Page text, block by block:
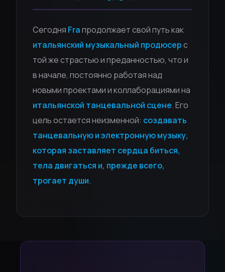
Сегодня Fraпродолжает свой путь как
итальянский музыкальный продюсерс
той же страстью и преданностью, что и
в начале, постоянно работая над
новыми проектами и коллаборациями на
итальянской танцевальной сцене. Его
цель остается неизменной: создавать
танцевальную и электронную музыку,
которая заставляет сердца биться,
тела двигаться и, прежде всего,
трогает души.